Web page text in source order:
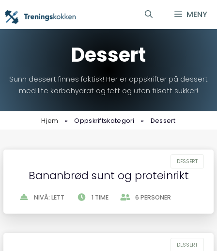
til
MENY
Dessert
Sunn dessert finnes faktisk! Her er oppskrifter på dessert
med lite karbohydrat og fett og uten tilsatt sukker!
Hjem » Oppskriftskategori » Dessert
Bananbrød sunt og proteinrikt
NIVÅ: LETT 1 TIME 6 PERSONER